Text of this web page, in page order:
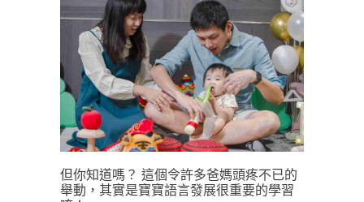
但你知道嗎？ 這個令許多爸媽頭疼不已的
舉動，其實是寶寶語言發展很重要的學習